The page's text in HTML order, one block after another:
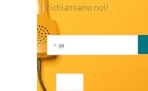
richiamiamo noi!